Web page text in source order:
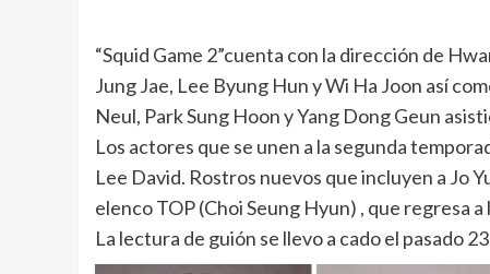
“Squid Game 2”cuenta con la dirección de
Jung Jae, Lee Byung Hun y Wi Ha Joon así
Neul, Park Sung Hoon y Yang Dong Geun
Los actores que se unen a la segunda
Lee David. Rostros nuevos que incluyen a Jo
elenco TOP (Choi Seung Hyun) , que regresa
La lectura de guión se llevo a cado el pasado